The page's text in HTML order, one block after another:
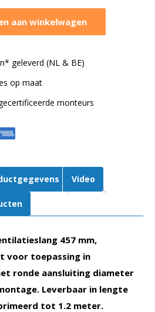
aan winkelwagen
geleverd (NL & BE)
op maat
monteurs
Video
457 mm,
voor toepassing in
ronde aansluiting diameter
Leverbaar in lengte
tot 1.2 meter.